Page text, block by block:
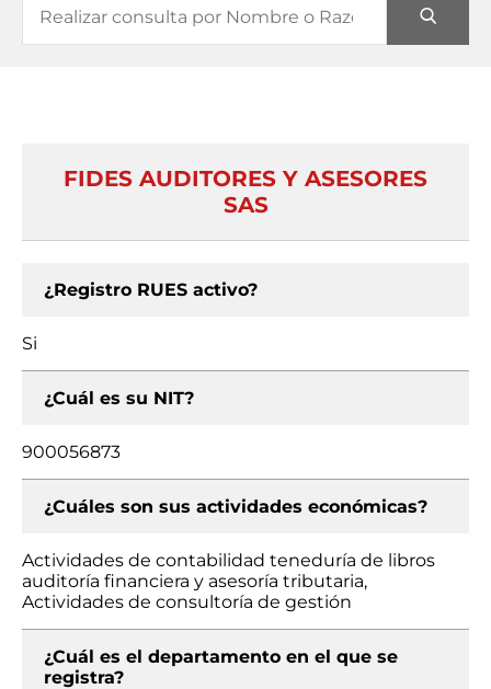
FIDES AUDITORES Y ASESORES
SAS
¿Registro RUES activo?
Si
¿Cuál es su NIT?
900056873
¿Cuáles son sus actividades económicas?
Actividades de contabilidad teneduría de libros
auditoría financiera y asesoría tributaria,
Actividades de consultoría de gestión
¿Cuál es el departamento en el que se
registra?